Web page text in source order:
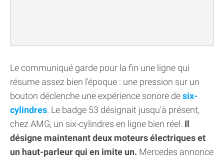
Le communiqué garde pour la fin une ligne qui
résume assez bien l'époque : une pression sur un
bouton déclenche une expérience sonore desix-
cylindres. Le badge 53 désignait jusqu'à présent,
chez AMG, un six-cylindres en ligne bien réel. Il
désigne maintenant deux moteurs électriques et
un haut-parleur qui en imite un. Mercedes annonce